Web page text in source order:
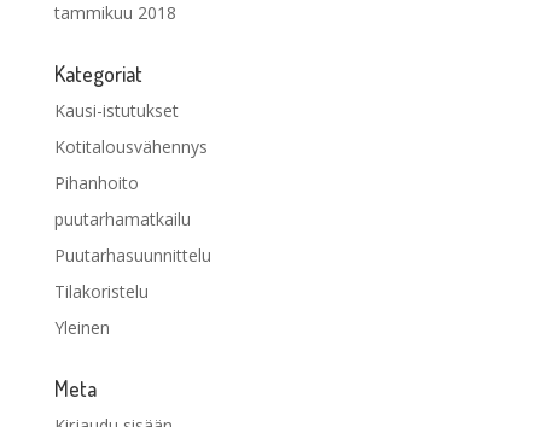
tammikuu 2018
Kategoriat
Kausi-istutukset
Kotitalousvähennys
Pihanhoito
puutarhamatkailu
Puutarhasuunnittelu
Tilakoristelu
Yleinen
Meta